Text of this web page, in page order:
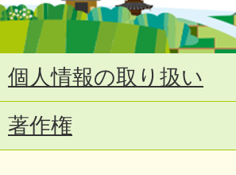
個人情報の取り扱い
著作権